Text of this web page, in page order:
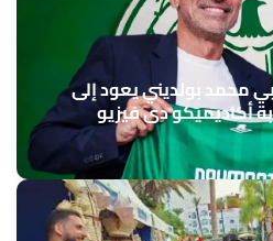
محمد بولديني يعود إلى
أكاديميكو دي فيزيو